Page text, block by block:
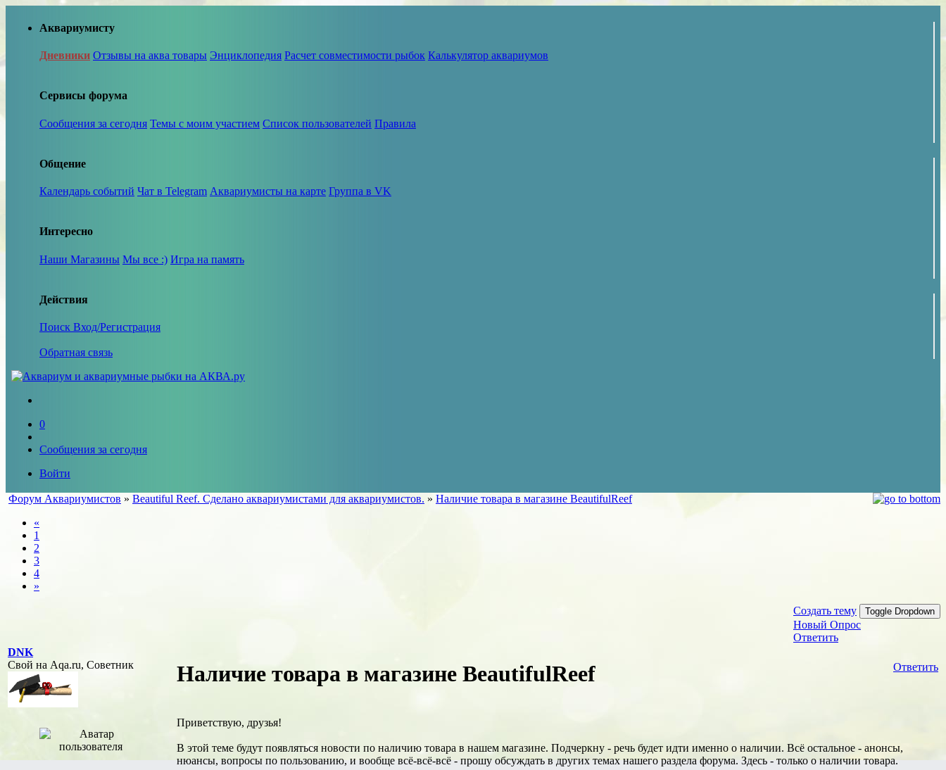
Аквариумисту
Дневники Отзывы на аква товары Энциклопедия Расчет совместимости рыбок Калькулятор аквариумов
Сервисы форума
Сообщения за сегодня Темы с моим участием Список пользователей Правила
Общение
Календарь событий Чат в Telegram Аквариумисты на карте Группа в VK
Интересно
Наши Магазины Мы все :) Игра на память
Действия
Поиск Вход/Регистрация
Обратная связь
0
Сообщения за сегодня
Войти
Форум Аквариумистов » Beautiful Reef. Сделано аквариумистами для аквариумистов. » Наличие товара в магазине BeautifulReef
«
1
2
3
4
»
Создать тему Toggle Dropdown
Новый Опрос
Ответить
DNK
Свой на Aqa.ru, Советник
Ответить
Наличие товара в магазине BeautifulReef
Приветствую, друзья!
В этой теме будут появляться новости по наличию товара в нашем магазине. Подчеркну - речь будет идти именно о наличии. Всё остальное - анонсы,
нюансы, вопросы по пользованию, и вообще всё-всё-всё - прошу обсуждать в других темах нашего раздела форума. Здесь - только о наличии товара.